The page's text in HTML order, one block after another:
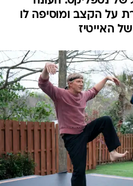
על הקצב ומוסיפה לו
האייטיז